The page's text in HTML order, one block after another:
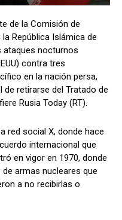
de la Comisión de
República Islámica de
ataques nocturnos
contra tres
en la nación persa,
de retirarse del Tratado de
Rusia Today (RT).
red social X, donde hace
internacional que
en vigor en 1970, donde
armas nucleares que
a no recibirlas o